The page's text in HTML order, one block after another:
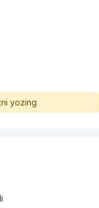
xohlaydiganlar,
qidirayotganlar.
yozing